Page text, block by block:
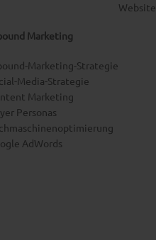
Marketing
Marketing-Strategie
Media-Strategie
Marketing
Personas
AdWords